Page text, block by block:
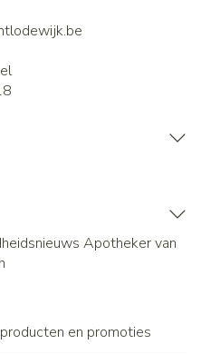
Apotheker van
en promoties